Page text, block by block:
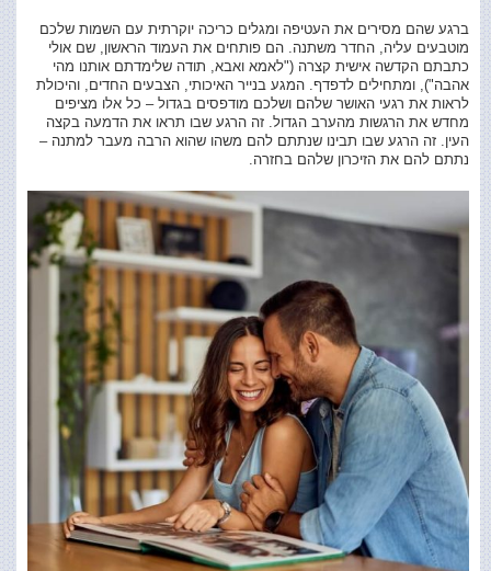
ברגע שהם מסירים את העטיפה ומגלים כריכה יוקרתית עם השמות שלכם
מוטבעים עליה, החדר משתנה. הם פותחים את העמוד הראשון, שם אולי
כתבתם הקדשה אישית קצרה ("לאמא ואבא, תודה שלימדתם אותנו מהי
אהבה"), ומתחילים לדפדף. המגע בנייר האיכותי, הצבעים החדים, והיכולת
לראות את רגעי האושר שלהם ושלכם מודפסים בגדול – כל אלו מציפים
מחדש את הרגשות מהערב הגדול. זה הרגע שבו תראו את הדמעה בקצה
העין. זה הרגע שבו תבינו שנתתם להם משהו שהוא הרבה מעבר למתנה –
נתתם להם את הזיכרון שלהם בחזרה.